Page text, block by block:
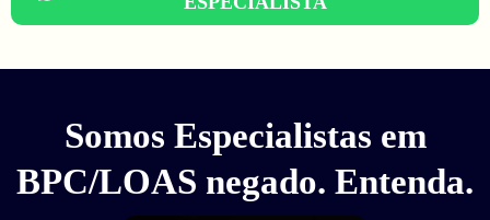
Somos Especialistas em
BPC/LOAS negado. Entenda.